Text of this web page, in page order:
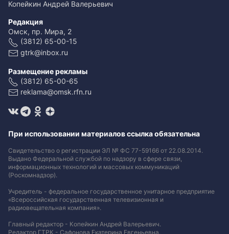
Копейкин Андрей Валерьевич
Редакция
Омск, пр. Мира, 2
(3812) 65-00-15
gtrk@inbox.ru
Размещение рекламы
(3812) 65-00-65
reklama@omsk.rfn.ru
При использовании материалов ссылка обязательна
Свидетельство о регистрации ЭЛ № ФС 77-59166 от 22.08.2014.
Выдано Федеральной службой по надзору в сфере связи,
информационных технологий и массовых коммуникаций
(Роскомнадзор).
Учредитель - федеральное государственное унитарное предприятие
«Всероссийская государственная телевизионная и
радиовещательная компания».
Главный редактор - Копейкин Андрей Валерьевич.
Редактор ГТРК - Сафонова Екатерина Евгеньевна.